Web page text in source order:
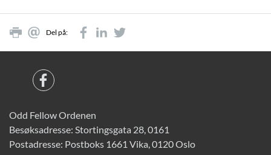
Del på:
Odd Fellow Ordenen
Besøksadresse: Stortingsgata 28, 0161
Postadresse: Postboks 1661 Vika, 0120 Oslo